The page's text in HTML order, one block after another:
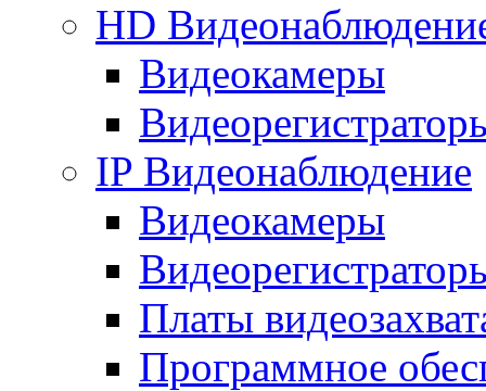
HD
Видеокамеры
IP Видеонаблюдение
Видеокамеры
Платы
Программное